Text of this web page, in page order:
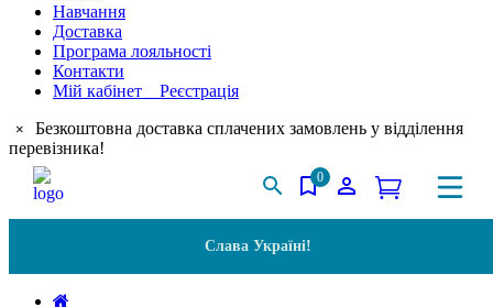
Навчання
Доставка
Програма лояльності
Контакти
Мій кабінет Реєстрація
×
Безкоштовна доставка сплачених замовлень у відділення
перевізника!
0
Слава Україні!